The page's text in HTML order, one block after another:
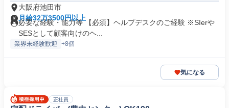
大阪府池田市
月給32万3500円以上
必要な経験・能力等 【必須】ヘルプデスクのご経験 ※SIerや
SESとして顧客向けのヘ...
業界未経験歓迎 +8個
気になる
正社員